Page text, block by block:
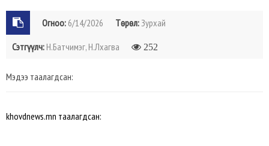
Огноо: 6/14/2026 Төрөл:Зурхай
Сэтгүүлч: Н.Батчимэг, Н.Лхагва 252
Мэдээ таалагдсан:
khovdnews.mn таалагдсан: